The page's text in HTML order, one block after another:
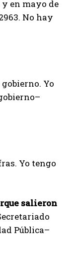
en mayo de
No hay
Yo
Yo tengo
salieron
Pública–